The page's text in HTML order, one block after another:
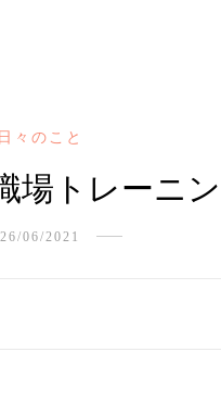
日々のこと
場トレーニ
26/06/2021